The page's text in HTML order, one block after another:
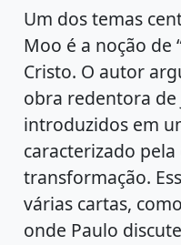
Um dos temas
Moo é a noção de
Cristo. O autor
obra redentora de
introduzidos em
caracterizado
transformação.
várias cartas,
onde Paulo